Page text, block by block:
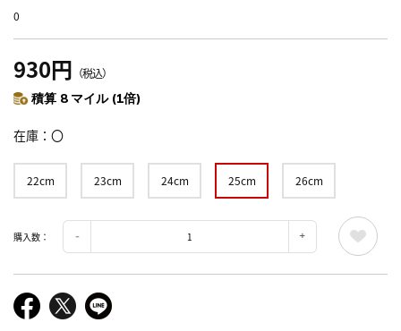
0
930円 （税込）
積算 8 マイル (1倍)
在庫 〇
22cm 23cm 24cm 25cm 26cm
購入数：